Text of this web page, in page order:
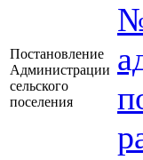
Постановление
Администрации
сельского
поселения